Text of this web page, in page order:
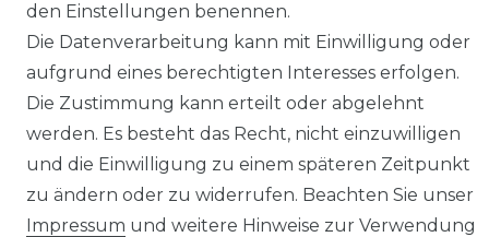
Klimaprofis GmbH & Co. KG
Design & supervision by MILLER
© Copyright 2026 | Alle Rechte vorbehalten.
den Einstellungen benennen.
Die Datenverarbeitung kann mit Einwilligung oder
aufgrund eines berechtigten Interesses erfolgen.
Die Zustimmung kann erteilt oder abgelehnt
werden. Es besteht das Recht, nicht einzuwilligen
und die Einwilligung zu einem späteren Zeitpunkt
zu ändern oder zu widerrufen. Beachten Sie unser
Impressum und weitere Hinweise zur Verwendung